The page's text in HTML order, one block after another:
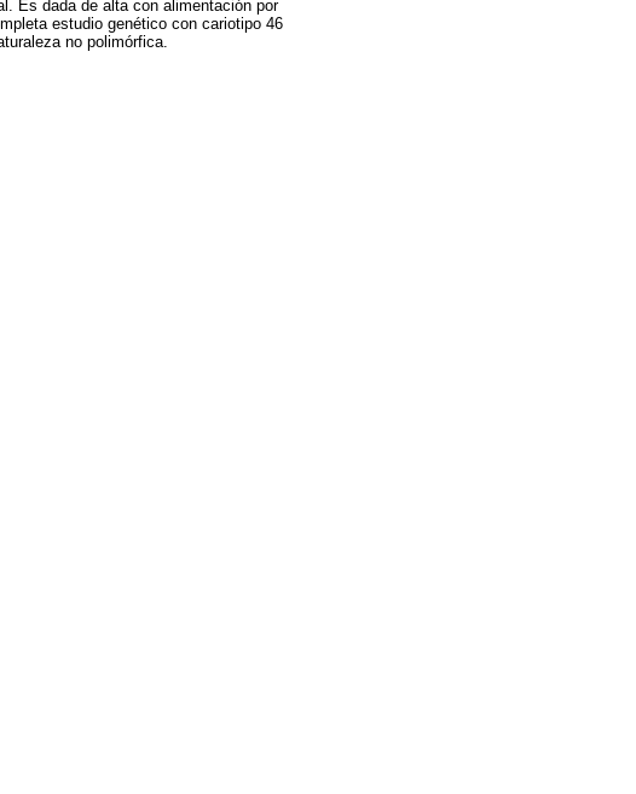
Es dada de alta con alimentación por
estudio genético con cariotipo 46
no polimórfica.